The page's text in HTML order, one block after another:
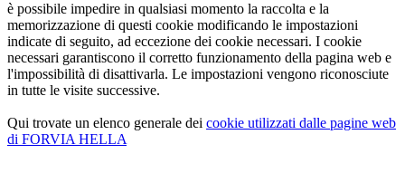
è possibile impedire in qualsiasi momento la raccolta e la
memorizzazione di questi cookie modificando le impostazioni
indicate di seguito, ad eccezione dei cookie necessari. I cookie
necessari garantiscono il corretto funzionamento della pagina web e
l'impossibilità di disattivarla. Le impostazioni vengono riconosciute
in tutte le visite successive.
Qui trovate un elenco generale dei cookie utilizzati dalle pagine web
di FORVIA HELLA